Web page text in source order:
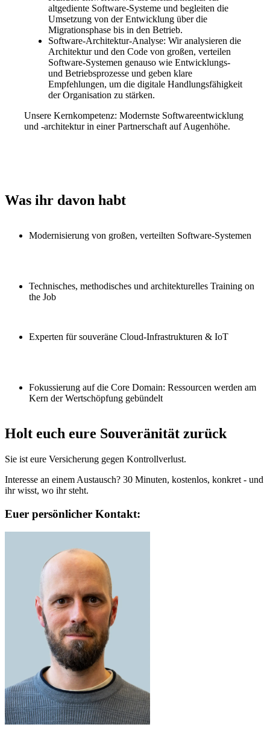
altgediente Software-Systeme und begleiten die
Umsetzung von der Entwicklung über die
Migrationsphase bis in den Betrieb.
Software-Architektur-Analyse: Wir analysieren die
Architektur und den Code von großen, verteilen
Software-Systemen genauso wie Entwicklungs-
und Betriebsprozesse und geben klare
Empfehlungen, um die digitale Handlungsfähigkeit
der Organisation zu stärken.
Unsere Kernkompetenz: Modernste Softwareentwicklung
und -architektur in einer Partnerschaft auf Augenhöhe.
Was ihr davon habt
Modernisierung von großen, verteilten Software-Systemen
Technisches, methodisches und architekturelles Training on
the Job
Experten für souveräne Cloud-Infrastrukturen & IoT
Fokussierung auf die Core Domain: Ressourcen werden am
Kern der Wertschöpfung gebündelt
Holt euch eure Souveränität zurück
Sie ist eure Versicherung gegen Kontrollverlust.
Interesse an einem Austausch? 30 Minuten, kostenlos, konkret - und
ihr wisst, wo ihr steht.
Euer persönlicher Kontakt: